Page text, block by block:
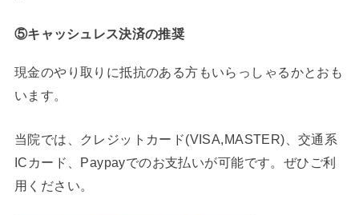
⑤キャッシュレス決済の推奨
現金のやり取りに抵抗のある方もいらっしゃるかとおも
います。
当院では、クレジットカード(VISA,MASTER)、交通系
ICカード、Paypayでのお支払いが可能です。ぜひご利
用ください。